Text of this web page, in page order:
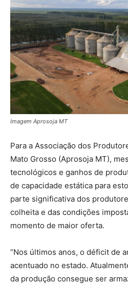
Imagem Aprosoja MT
Para a Associação dos
Mato Grosso (Aprosoja MT),
tecnológicos e ganhos de
de capacidade estática para
parte significativa dos
colheita e das condições
momento de maior oferta.
“Nos últimos anos, o déficit de
acentuado no estado.
da produção consegue ser